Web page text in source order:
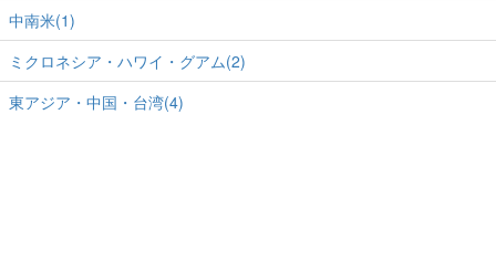
中南米(1)
ミクロネシア・ハワイ・グアム(2)
東アジア・中国・台湾(4)